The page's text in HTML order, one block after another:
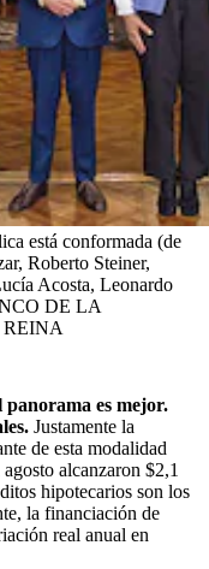
está conformada (de
Roberto Steiner,
Acosta, Leonardo
DE LA
es mejor.
Justamente la
de esta modalidad
alcanzaron $2,1
hipotecarios son los
la financiación de
real anual en